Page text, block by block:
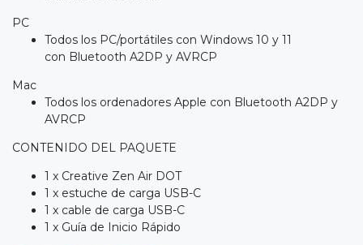
PC
Todos los PC/portátiles con Windows 10 y 11
con Bluetooth A2DP y AVRCP
Mac
Todos los ordenadores Apple con Bluetooth A2DP y
AVRCP
CONTENIDO DEL PAQUETE
1 x Creative Zen Air DOT
1 x estuche de carga USB-C
1 x cable de carga USB-C
1 x Guía de Inicio Rápido